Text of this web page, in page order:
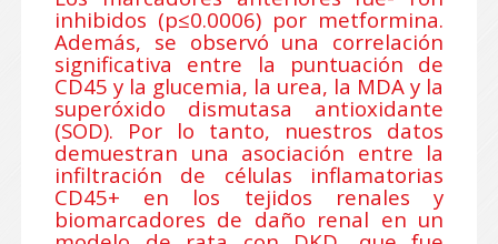
inhibidos (p≤0.0006) por metformina.
Además, se observó una correlación
significativa entre la puntuación de
CD45 y la glucemia, la urea, la MDA y la
superóxido dismutasa antioxidante
(SOD). Por lo tanto, nuestros datos
demuestran una asociación entre la
infiltración de células inflamatorias
CD45+ en los tejidos renales y
biomarcadores de daño renal en un